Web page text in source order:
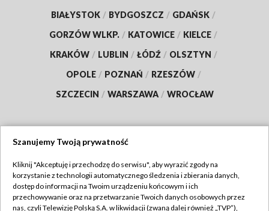
BIAŁYSTOK / BYDGOSZCZ / GDAŃSK /
GORZÓW WLKP. / KATOWICE / KIELCE /
KRAKÓW / LUBLIN / ŁÓDŹ / OLSZTYN /
OPOLE / POZNAŃ / RZESZÓW /
SZCZECIN / WARSZAWA / WROCŁAW
TVP
Abonament TVP
Regulamin TVP
Szanujemy Twoją prywatność
Kliknij "Akceptuję i przechodzę do serwisu", aby wyrazić zgody na
korzystanie z technologii automatycznego śledzenia i zbierania danych,
dostęp do informacji na Twoim urządzeniu końcowym i ich
przechowywanie oraz na przetwarzanie Twoich danych osobowych przez
nas, czyli Telewizję Polską S.A. w likwidacji (zwaną dalej również „TVP”),